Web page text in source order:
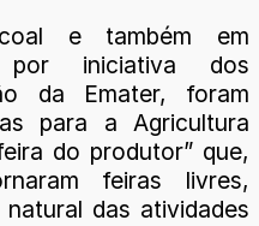
e também em
por iniciativa dos
da Emater, foram
para a Agricultura
do produtor” que,
feiras livres,
das atividades